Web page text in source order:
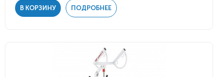
В КОРЗИНУ ПОДРОБНЕЕ